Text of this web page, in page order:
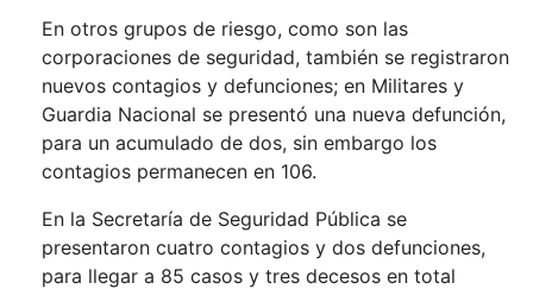
En otros grupos de riesgo, como son las
corporaciones de seguridad, también se registraron
nuevos contagios y defunciones; en Militares y
Guardia Nacional se presentó una nueva defunción,
para un acumulado de dos, sin embargo los
contagios permanecen en 106.
En la Secretaría de Seguridad Pública se
presentaron cuatro contagios y dos defunciones,
para llegar a 85 casos y tres decesos en total